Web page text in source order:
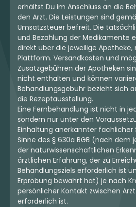
erhältst Du im Anschluss an die
den Arzt. Die Leistungen sind
Umsatzsteuer befreit. Die
und Bezahlung der Medikamente
direkt über die jeweilige
Plattform. Versandkosten und
Zusatzgebühren der Apotheken
nicht enthalten und können
Behandlungsgebühr bezieht sich
die Rezeptausstellung.
Eine Fernbehandlung ist nicht in
sondern nur unter den
Einhaltung anerkannter fachlicher
Sinne des § 630a BGB (nach dem
der naturwissenschaftlichen
ärztlichen Erfahrung, der zu
Behandlungsziels erforderlich ist
Erprobung bewährt hat) je nach
persönlicher Kontakt zwischen
erforderlich ist.